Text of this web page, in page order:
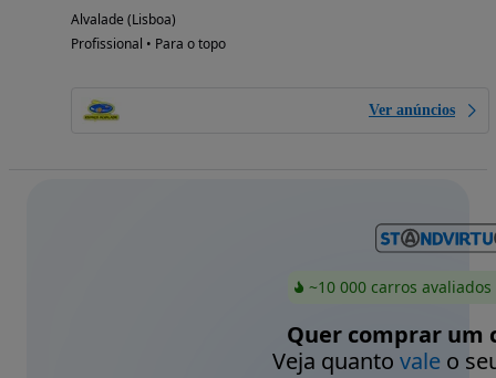
Alvalade (Lisboa)
Profissional • Para o topo
Ver anúncios
~10 000 carros
Quer comprar um
Veja quanto valeo